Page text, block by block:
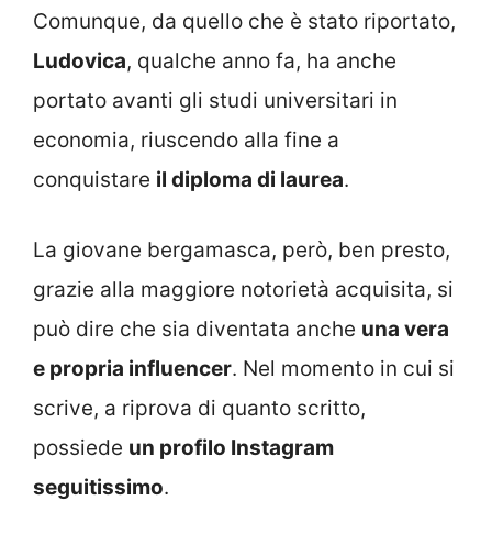
Comunque, da quello che è stato riportato,
Ludovica, qualche anno fa, ha anche
portato avanti gli studi universitari in
economia, riuscendo alla fine a
conquistare il diploma di laurea.
La giovane bergamasca, però, ben presto,
grazie alla maggiore notorietà acquisita, si
può dire che sia diventata anche una vera
e propria influencer. Nel momento in cui si
scrive, a riprova di quanto scritto,
possiede un profilo Instagram
seguitissimo.